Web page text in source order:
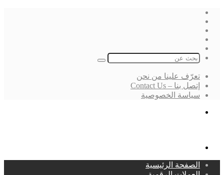
بحث
تعرّف علينا من نحن
إتصل بنا – Contact Us
سياسة الخصوصية
الصفحة الرئيسية